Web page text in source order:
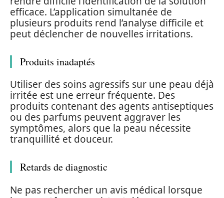
efficace. L’application simultanée de
plusieurs produits rend l’analyse difficile et
peut déclencher de nouvelles irritations.
Produits inadaptés
Utiliser des soins agressifs sur une peau déjà
irritée est une erreur fréquente. Des
produits contenant des agents antiseptiques
ou des parfums peuvent aggraver les
symptômes, alors que la peau nécessite
tranquillité et douceur.
Retards de diagnostic
Ne pas rechercher un avis médical lorsque